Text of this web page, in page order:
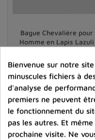
créativité.
Opale : Les
couleurs uniques
l'imagination et la
Pierre de lune: La
blanche avec des
à l'intuition, à la
Citrine : La citrine
Bague Chevalière pour
Homme en Lapis Lazuli
Prix
62,00 €
shopping_cart 
Bienvenue sur notre
minuscules fichiers à
d'analyse de
premiers ne peuvent
le fonctionnement du
pas les autres. Et
prochaine visite. Ne